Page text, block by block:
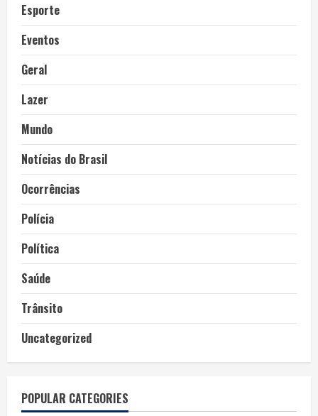
Esporte
Eventos
Geral
Lazer
Mundo
Notícias do Brasil
Ocorrências
Polícia
Política
Saúde
Trânsito
Uncategorized
POPULAR CATEGORIES